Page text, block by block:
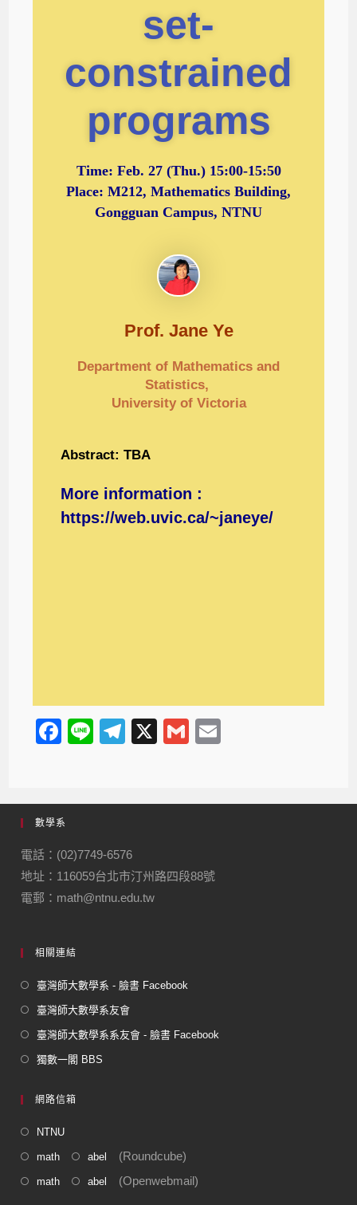
set-
constrained
programs
Time: Feb. 27 (Thu.) 15:00-15:50
Place: M212, Mathematics Building,
Gongguan Campus, NTNU
Prof. Jane Ye
Department of Mathematics and
Statistics,
University of Victoria
Abstract: TBA
More information :
https://web.uvic.ca/~janeye/
F
e
b
o
o
k
Li
T
gr
m
X
G
數學系
電話：(02)7749-6576
地址：116059台北市汀州路四段88號
電郵：math@ntnu.edu.tw
相關連結
臺灣師大數學系 - 臉書 Facebook
臺灣師大數學系友會
臺灣師大數學系系友會 - 臉書 Facebook
獨數一閣 BBS
網路信箱
NTNU
math abel (Roundcube)
math abel (Openwebmail)